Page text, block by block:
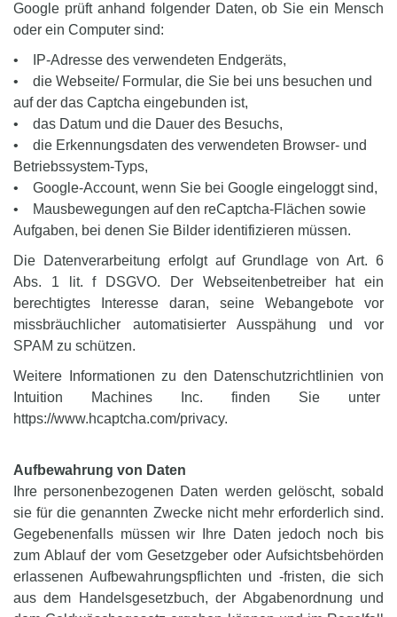
Google prüft anhand folgender Daten, ob Sie ein Mensch
oder ein Computer sind:
• IP-Adresse des verwendeten Endgeräts,
• die Webseite/ Formular, die Sie bei uns besuchen und
auf der das Captcha eingebunden ist,
• das Datum und die Dauer des Besuchs,
• die Erkennungsdaten des verwendeten Browser- und
Betriebssystem-Typs,
• Google-Account, wenn Sie bei Google eingeloggt sind,
• Mausbewegungen auf den reCaptcha-Flächen sowie
Aufgaben, bei denen Sie Bilder identifizieren müssen.
Die Datenverarbeitung erfolgt auf Grundlage von Art. 6
Abs. 1 lit. f DSGVO. Der Webseitenbetreiber hat ein
berechtigtes Interesse daran, seine Webangebote vor
missbräuchlicher automatisierter Ausspähung und vor
SPAM zu schützen.
Weitere Informationen zu den Datenschutzrichtlinien von
Intuition Machines Inc. finden Sie unter
https://www.hcaptcha.com/privacy.
Aufbewahrung von Daten
Ihre personenbezogenen Daten werden gelöscht, sobald
sie für die genannten Zwecke nicht mehr erforderlich sind.
Gegebenenfalls müssen wir Ihre Daten jedoch noch bis
zum Ablauf der vom Gesetzgeber oder Aufsichtsbehörden
erlassenen Aufbewahrungspflichten und -fristen, die sich
aus dem Handelsgesetzbuch, der Abgabenordnung und